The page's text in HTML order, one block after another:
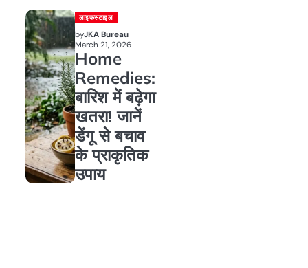
लाइफस्टाइल
byJKA Bureau
March 21, 2026
Home
Remedies:
बारिश में बढ़ेगा
खतरा! जानें
डेंगू से बचाव
के प्राकृतिक
उपाय